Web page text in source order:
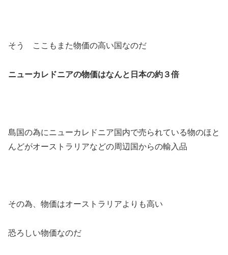
そう ここもまた物価の高い国なのだ
ニューカレドニアの物価はなんと日本の約３倍
島国の為にニューカレドニア国内で売られている物のほと
んどがオーストラリアなどの周辺国からの輸入品
その為、物価はオーストラリアよりも高い
恐ろしい物価なのだ